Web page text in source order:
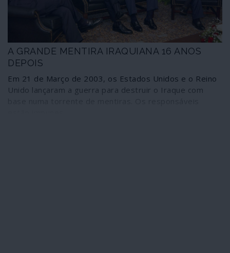
A GRANDE MENTIRA IRAQUIANA 16 ANOS
DEPOIS
Em 21 de Março de 2003, os Estados Unidos e o Reino
Unido lançaram a guerra para destruir o Iraque com